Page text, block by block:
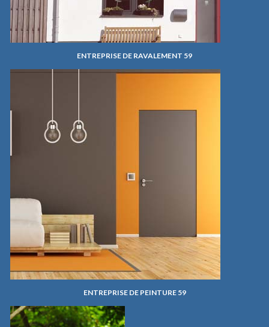
ENTREPRISE DE RAVALEMENT 59
ENTREPRISE DE PEINTURE 59